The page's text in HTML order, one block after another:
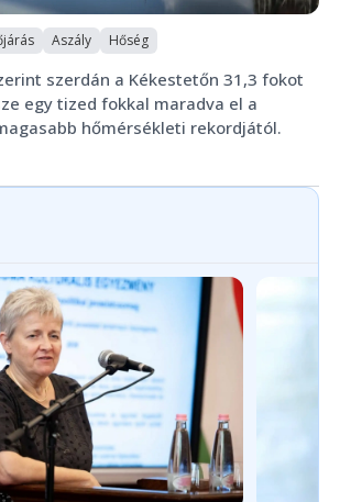
Aszály Hőség
szerdán a Kékestetőn 31,3 fokot
egy tized fokkal maradva el a
hőmérsékleti rekordjától.